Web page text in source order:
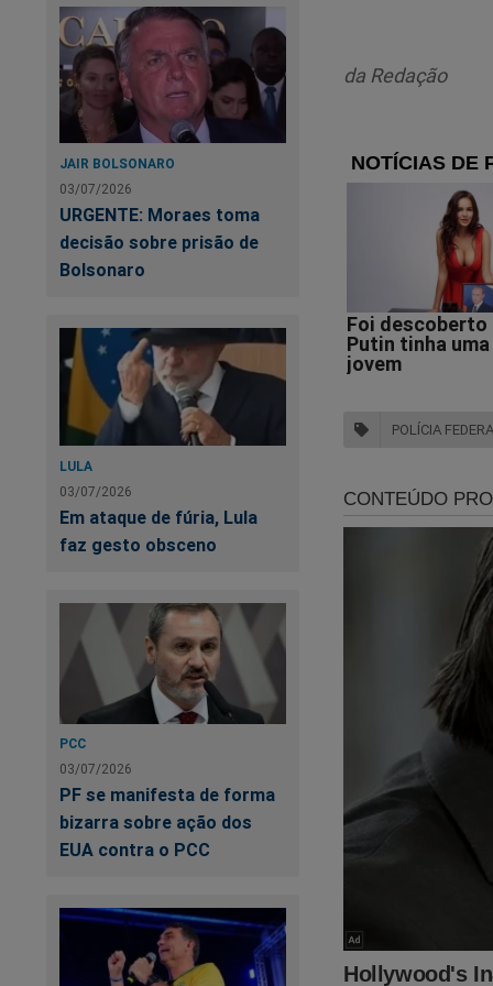
JAIR BOLSONARO
03/07/2026
URGENTE: Moraes toma
decisão sobre prisão de
Bolsonaro
LULA
03/07/2026
Em ataque de fúria, Lula
faz gesto obsceno
PCC
03/07/2026
PF se manifesta de forma
bizarra sobre ação dos
EUA contra o PCC
Geral da Brigada
A Brigada Militar
durante o
no
Conforme
encontrava
efetuado
o
A
Federal.
Geral da
A Brigada
vida, a
legalidade,
da Redação
POLÍCIA